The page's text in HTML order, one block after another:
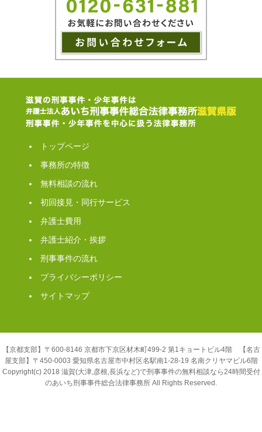
トップページ
事務所の特徴
無料相談の流れ
初回接見・同行サービス
弁護士費用
弁護士紹介・挨拶
刑事事件の流れ
プライバシーポリシー
サイトマップ
【京都支部】〒600-8146 京都市下京区材木町499-2 第1キョートビル4階 【名古
屋支部】〒450-0003 愛知県名古屋市中村区名駅南1-28-19 名南クリヤマビル6階
Copyright(c) 2018 滋賀(大津,彦根,長浜など)で刑事事件の無料相談なら24時間受付
のあいち刑事事件総合法律事務所 All Rights Reserved.